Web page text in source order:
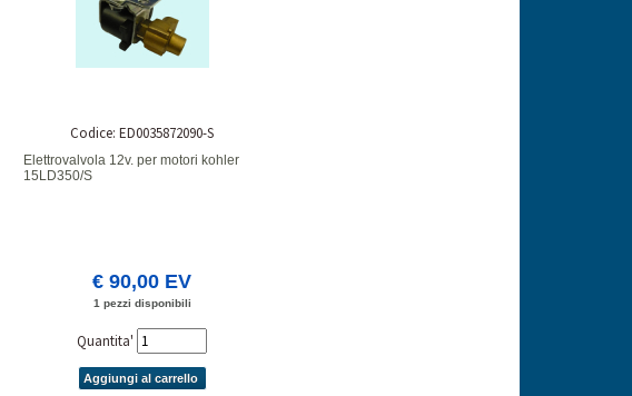
Codice: ED0035872090-S
Elettrovalvola 12v. per motori kohler
15LD350/S
€ 90,00 EV
1 pezzi disponibili
Quantita'
Aggiungi al carrello